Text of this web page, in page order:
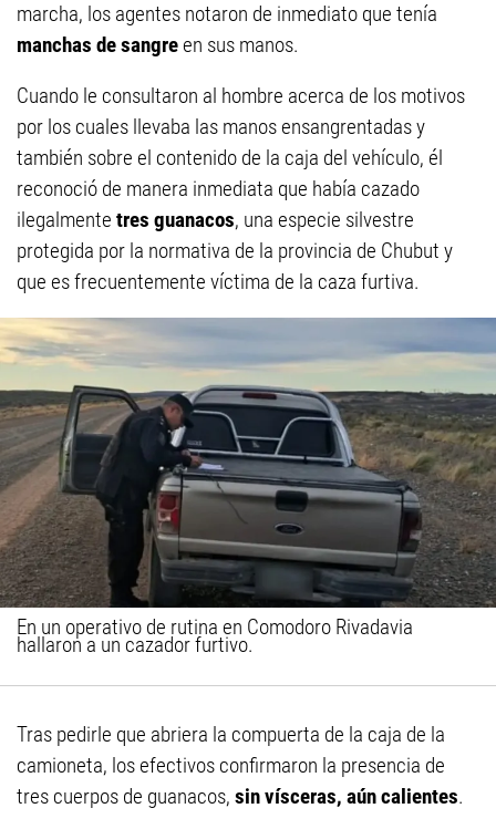
marcha, los agentes notaron de inmediato que tenía
manchas de sangreen sus manos.
Cuando le consultaron al hombre acerca de los motivos
por los cuales llevaba las manos ensangrentadas y
también sobre el contenido de la caja del vehículo, él
reconoció de manera inmediata que había cazado
ilegalmente tres guanacos, una especie silvestre
protegida por la normativa de la provincia de Chubut y
que es frecuentemente víctima de la caza furtiva.
En un operativo de rutina en Comodoro Rivadavia
hallaron a un cazador furtivo.
Tras pedirle que abriera la compuerta de la caja de la
camioneta, los efectivos confirmaron la presencia de
tres cuerpos de guanacos, sin vísceras, aún calientes.